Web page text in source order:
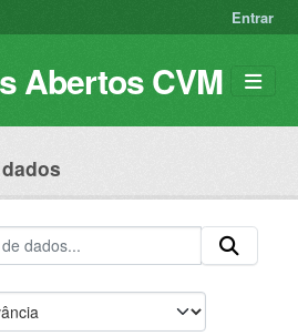
Entrar
Abertos CVM